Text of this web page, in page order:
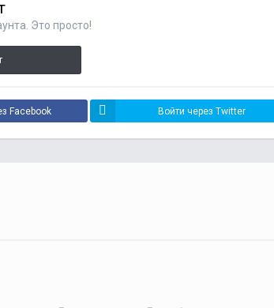
Это просто!
Facebook Войти через Twitter